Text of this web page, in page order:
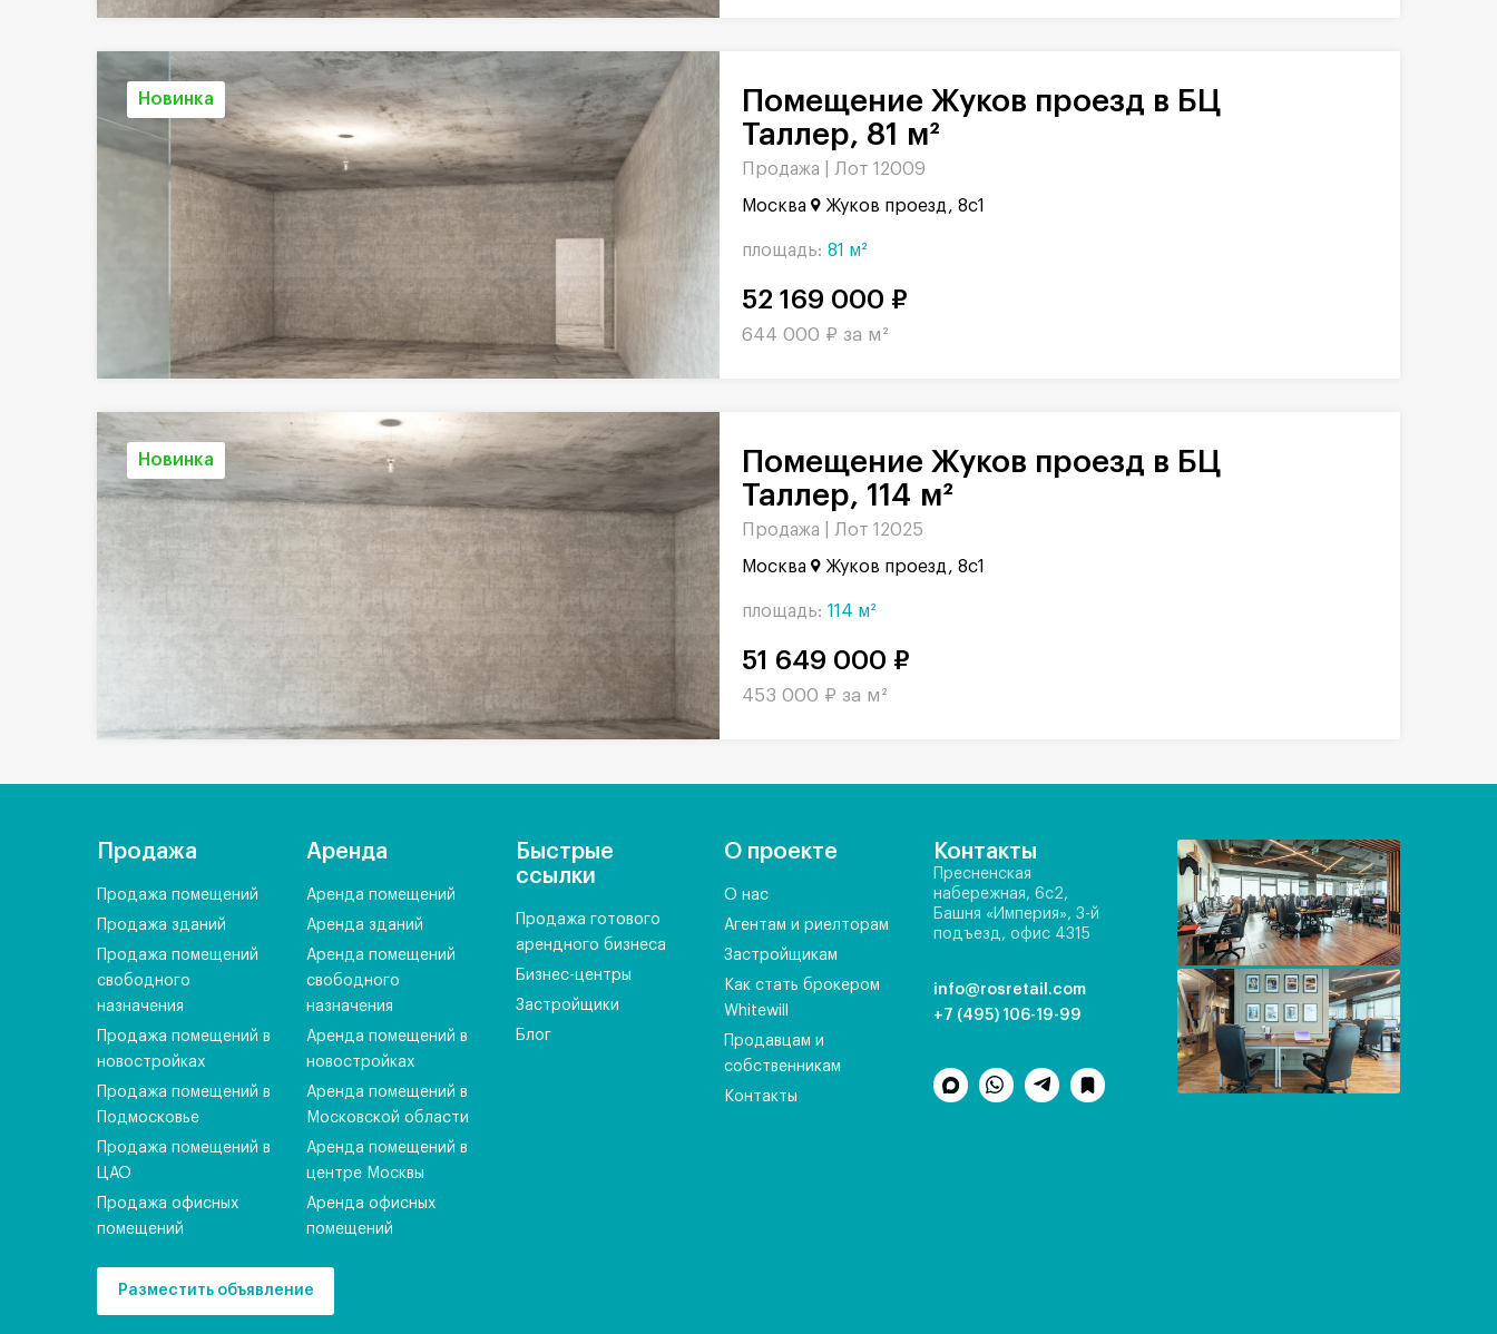
Новинка
Помещение Жуков проезд в БЦ
Таллер, 81 м²
Продажа | Лот 12009
Москва Жуков проезд, 8с1
площадь: 81 м²
52 169 000 ₽
644 000 ₽ за м²
Новинка
Помещение Жуков проезд в БЦ
Таллер, 114 м²
Продажа | Лот 12025
Москва Жуков проезд, 8с1
площадь: 114 м²
51 649 000 ₽
453 000 ₽ за м²
Продажа
Продажа помещений
Продажа зданий
Продажа помещений
свободного
назначения
Продажа помещений в
новостройках
Продажа помещений в
Подмосковье
Продажа помещений в
ЦАО
Продажа офисных
помещений
Аренда
Аренда помещений
Аренда зданий
Аренда помещений
свободного
назначения
Аренда помещений в
новостройках
Аренда помещений в
Московской области
Аренда помещений в
центре Москвы
Аренда офисных
помещений
Быстрые
ссылки
Продажа готового
арендного бизнеса
Бизнес-центры
Застройщики
Блог
О проекте
О нас
Агентам и риелторам
Застройщикам
Как стать брокером
Whitewill
Продавцам и
собственникам
Контакты
Контакты
Пресненская
набережная, 6с2,
Башня «Империя», 3-й
подъезд, офис 4315
info@rosretail.com
+7 (495) 106-19-99
Разместить объявление